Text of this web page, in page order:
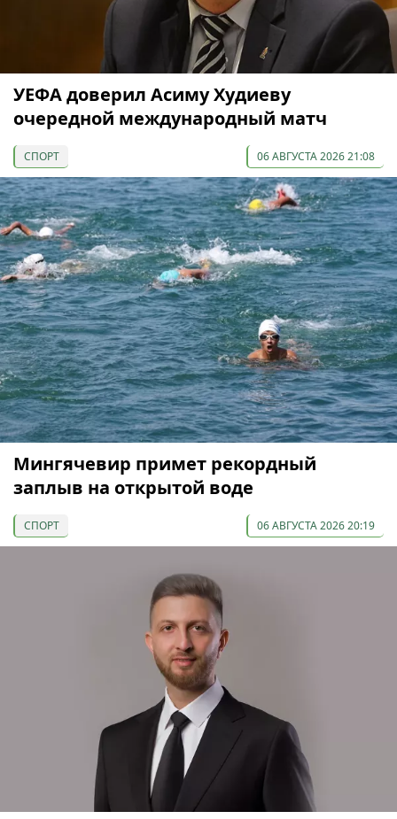
УЕФА доверил Асиму Худиеву
очередной международный матч
СПОРТ 06 АВГУСТА 2026 21:08
Мингячевир примет рекордный
заплыв на открытой воде
СПОРТ 06 АВГУСТА 2026 20:19